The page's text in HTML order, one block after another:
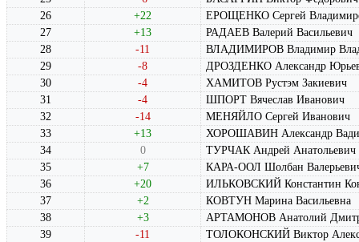
26
+22
ЕРОЩЕНКО Сергей
27
+13
РАДАЕВ Валерий Васильевич
28
-11
ВЛАДИМИРОВ Владимир
29
-8
ДРОЗДЕНКО Александр
30
-4
ХАМИТОВ Рустэм Закиевич
31
-4
ШПОРТ Вячеслав Иванович
32
-14
МЕНЯЙЛО Сергей Иванович
33
+13
ХОРОШАВИН Александр
34
0
ТУРЧАК Андрей Анатольевич
35
+7
КАРА-ООЛ Шолбан
36
+20
ИЛЬКОВСКИЙ Константин
37
+2
КОВТУН Марина Васильевна
38
+3
АРТАМОНОВ Анатолий
39
-11
ТОЛОКОНСКИЙ Виктор